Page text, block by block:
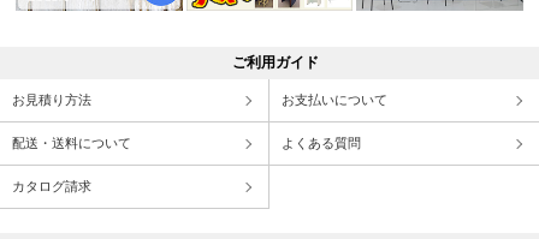
ご利用ガイド
お見積り方法 お支払いについて
配送・送料について よくある質問
カタログ請求